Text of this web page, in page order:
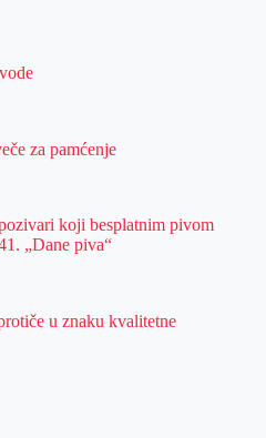
za pamćenje
koji besplatnim pivom
„Dane piva“
u znaku kvalitetne